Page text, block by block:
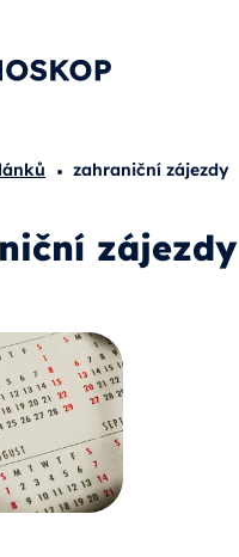
zahraniční zájezdy
zájezdy